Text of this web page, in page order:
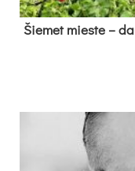
Šie­met mies­te –